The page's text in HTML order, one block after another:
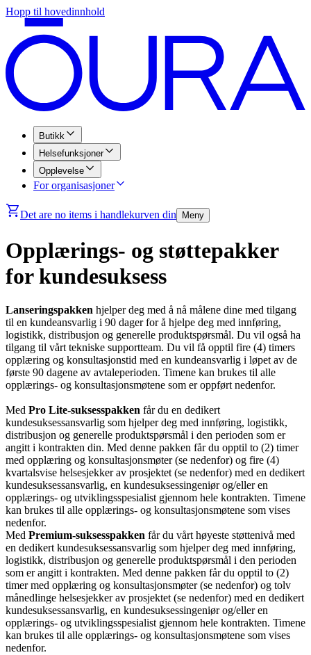
Hopp til hovedinnhold
Butikk
Helsefunksjoner
Opplevelse
For organisasjoner
Det are no items i handlekurven din Meny
Opplærings- og støttepakker
for kundesuksess
Lanseringspakken hjelper deg med å nå målene dine med tilgang
til en kundeansvarlig i 90 dager for å hjelpe deg med innføring,
logistikk, distribusjon og generelle produktspørsmål. Du vil også ha
tilgang til vårt tekniske supportteam. Du vil få opptil fire (4) timers
opplæring og konsultasjonstid med en kundeansvarlig i løpet av de
første 90 dagene av avtaleperioden. Timene kan brukes til alle
opplærings- og konsultasjonsmøtene som er oppført nedenfor.
Med Pro Lite-suksesspakken får du en dedikert
kundesuksessansvarlig som hjelper deg med innføring, logistikk,
distribusjon og generelle produktspørsmål i den perioden som er
angitt i kontrakten din. Med denne pakken får du opptil to (2) timer
med opplæring og konsultasjonsmøter (se nedenfor) og fire (4)
kvartalsvise helsesjekker av prosjektet (se nedenfor) med en dedikert
kundesuksessansvarlig, en kundesuksessingeniør og/eller en
opplærings- og utviklingsspesialist gjennom hele kontrakten. Timene
kan brukes til alle opplærings- og konsultasjonsmøtene som vises
nedenfor.
Med Premium-suksesspakken får du vårt høyeste støttenivå med
en dedikert kundesuksessansvarlig som hjelper deg med innføring,
logistikk, distribusjon og generelle produktspørsmål i den perioden
som er angitt i kontrakten. Med denne pakken får du opptil to (2)
timer med opplæring og konsultasjonsmøter (se nedenfor) og tolv
månedlinge helsesjekker av prosjektet (se nedenfor) med en dedikert
kundesuksessansvarlig, en kundesuksessingeniør og/eller en
opplærings- og utviklingsspesialist gjennom hele kontrakten. Timene
kan brukes til alle opplærings- og konsultasjonsmøtene som vises
nedenfor.